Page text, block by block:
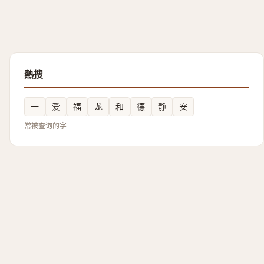
熱搜
一 爱 福 龙 和 德 静 安
常被查询的字